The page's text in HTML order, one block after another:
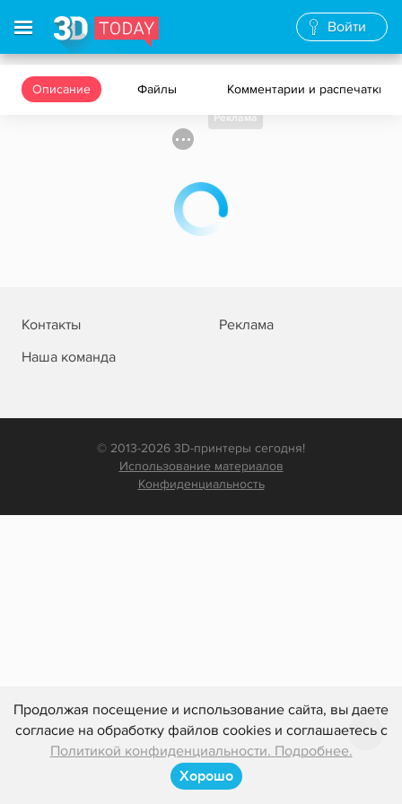
Продолжая посещение и использование сайта, вы даете
согласие на обработку файлов cookies и соглашаетесь с
Политикой конфиденциальности. Подробнее.
Хорошо
Войти
Описание Файлы Комментарии и распечатки
Реклама
Контакты
Реклама
Наша команда
© 2013-2026 3D-принтеры сегодня!
Использование материалов
Конфиденциальность